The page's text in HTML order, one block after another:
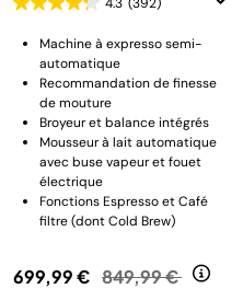
Machine à expresso semi-
automatique
Recommandation de finesse
de mouture
Broyeur et balance intégrés
Mousseur à lait automatique
avec buse vapeur et fouet
électrique
Fonctions Espresso et Café
filtre (dont Cold Brew)
699,99 € Prix réduit de
849,99 € au